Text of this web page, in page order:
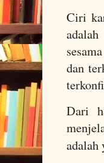
Ciri
dan
Dari
adalah